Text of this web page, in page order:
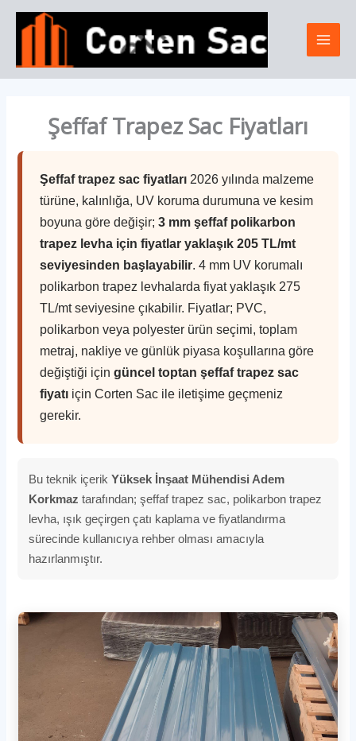
İçeriğe
Şeffaf Trapez Sac Fiyatları
Şeffaf trapez sac fiyatları 2026 yılında malzeme
türüne, kalınlığa, UV koruma durumuna ve kesim
boyuna göre değişir;3 mm şeffaf polikarbon
trapez levha için fiyatlar yaklaşık 205 TL/mt
seviyesinden başlayabilir. 4 mm UV korumalı
polikarbon trapez levhalarda fiyat yaklaşık 275
TL/mt seviyesine çıkabilir. Fiyatlar; PVC,
polikarbon veya polyester ürün seçimi, toplam
metraj, nakliye ve günlük piyasa koşullarına göre
değiştiği içingüncel toptan şeffaf trapez sac
fiyatı için Corten Sac ile iletişime geçmeniz
gerekir.
Bu teknik içerikYüksek İnşaat Mühendisi Adem
Korkmaz tarafından; şeffaf trapez sac, polikarbon trapez
levha, ışık geçirgen çatı kaplama ve fiyatlandırma
sürecinde kullanıcıya rehber olması amacıyla
hazırlanmıştır.